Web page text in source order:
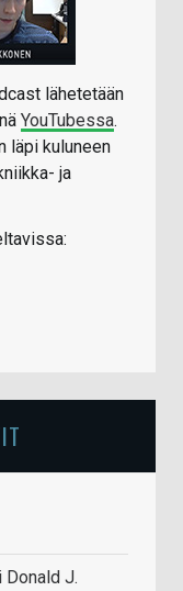
lähetetään
YouTubessa.
läpi kuluneen
ja
Donald J.